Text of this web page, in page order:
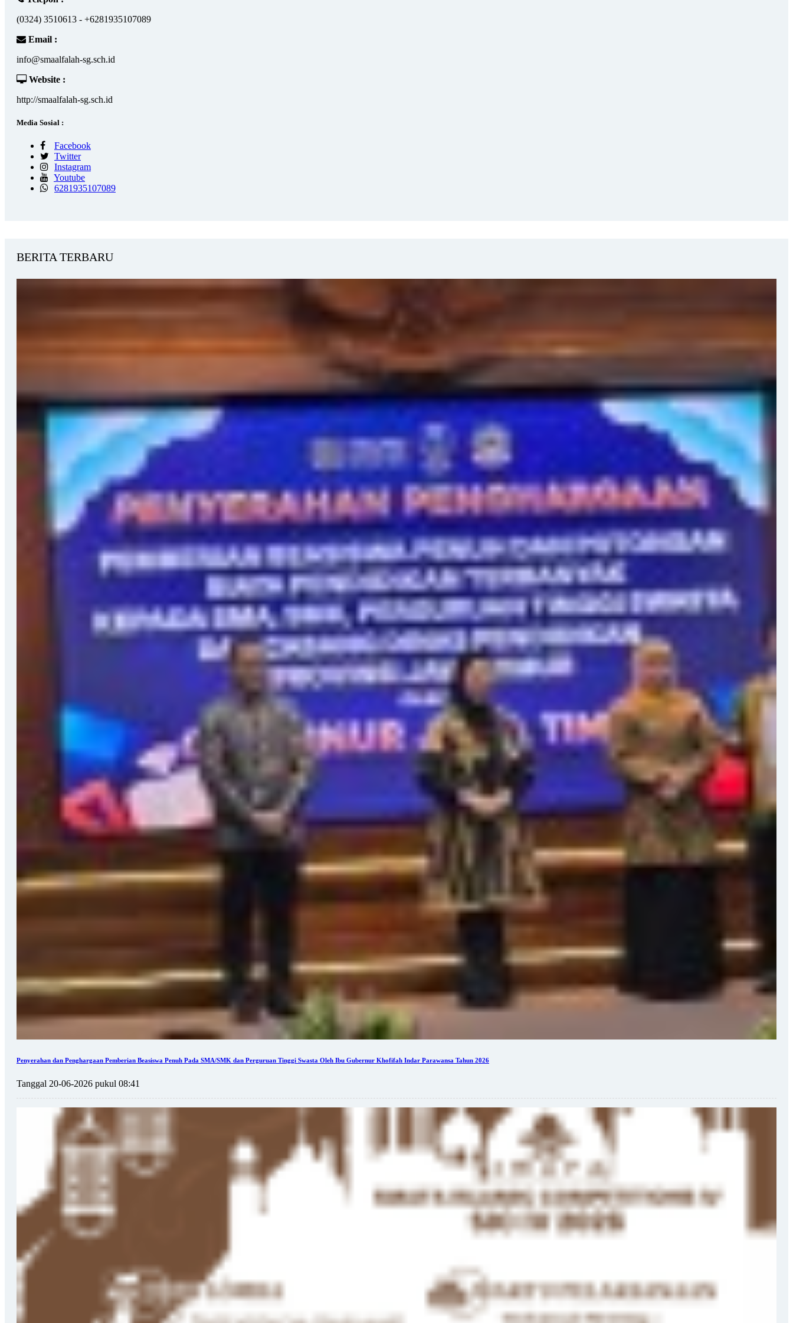
(0324) 3510613 - +6281935107089
Email :
info@smaalfalah-sg.sch.id
Website :
http://smaalfalah-sg.sch.id
Media Sosial :
Facebook
Twitter
Instagram
Youtube
6281935107089
BERITA TERBARU
Penyerahan dan Penghargaan Pemberian Beasiswa Penuh Pada SMA/SMK dan Perguruan Tinggi Swasta Oleh Ibu Gubernur Khofifah Indar Parawansa Tahun 2026
Tanggal 20-06-2026 pukul 08:41